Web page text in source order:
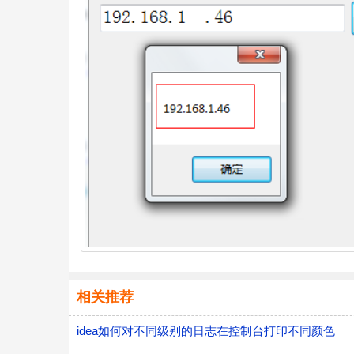
相关推荐
idea如何对不同级别的日志在控制台打印不同颜色